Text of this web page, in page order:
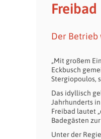
Der Betrieb
„Mit großem
Eckbusch
Stergiopoulos,
Das idyllisch
Jahrhunderts
Freibad lautet
Badegästen
Unter der